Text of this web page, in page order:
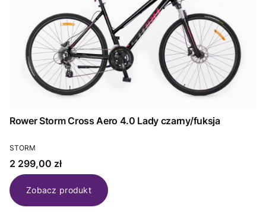
Rower Storm Cross Aero 4.0 Lady czarny/fuksja
PRODUCENT
STORM
Cena
2 299,00 zł
Zobacz produkt